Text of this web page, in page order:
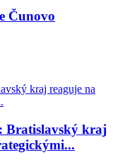
Čunovo
Bratislavský kraj